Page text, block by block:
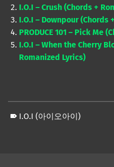
I.O.I – Crush (Chords +
I.O.I – Downpour (Chords
PRODUCE 101 – Pick Me
I.O.I – When the Cherry
Romanized Lyrics)
I.O.I (아이오아이)